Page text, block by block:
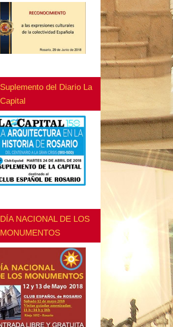
Suplemento del Diario La
Capital
DÍA NACIONAL DE LOS
MONUMENTOS